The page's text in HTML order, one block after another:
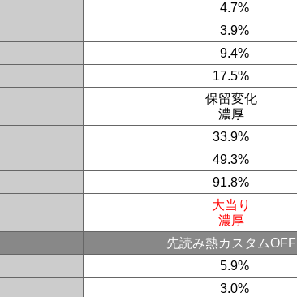
4.7%
3.9%
9.4%
17.5%
保留変化
濃厚
33.9%
49.3%
91.8%
大当り
濃厚
先読み熱カスタムOFF
5.9%
3.0%